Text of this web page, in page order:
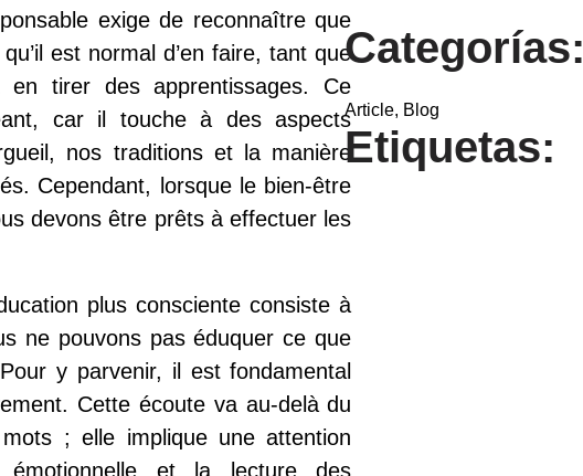
exige de reconnaître que
est normal d’en faire, tant que
tirer des apprentissages. Ce
car il touche à des aspects
nos traditions et la manière
Cependant, lorsque le bien-être
devons être prêts à effectuer les
plus consciente consiste à
ne pouvons pas éduquer ce que
y parvenir, il est fondamental
Cette écoute va au-delà du
; elle implique une attention
émotionnelle et la lecture des
Categorías:
Article, Blog
Etiquetas: